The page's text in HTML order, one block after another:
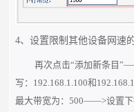
4、设置限制其他设备网速
再次点击“添加新条目
写：192.168.1.100和
最大带宽为：500——>设置下